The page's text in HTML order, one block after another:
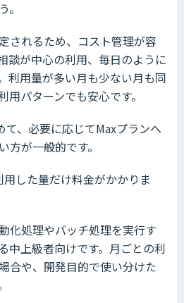
されるため、コスト管理が容
談が中心の利用、毎日のように
利用量が多い月も少ない月も同
用パターンでも安心です。
、必要に応じてMaxプランへ
方が一般的です。
した量だけ料金がかかりま
化処理やバッチ処理を実行す
中上級者向けです。月ごとの利
合や、開発目的で使い分けた